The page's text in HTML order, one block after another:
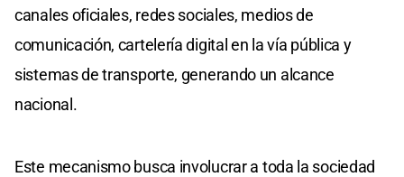
canales oficiales, redes sociales, medios de
comunicación, cartelería digital en la vía pública y
sistemas de transporte, generando un alcance
nacional.
Este mecanismo busca involucrar a toda la sociedad